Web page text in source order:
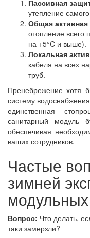
Пассивная
утепление
Общая активная
отопление всего
на +5°C и выше).
Локальная
кабеля на всех
труб.
Пренебрежение хотя
систему
единственная
санитарный модуль
обеспечивая
ваших сотрудников.
Частые
зимней
Вопрос: Что делать,
таки замерзли?